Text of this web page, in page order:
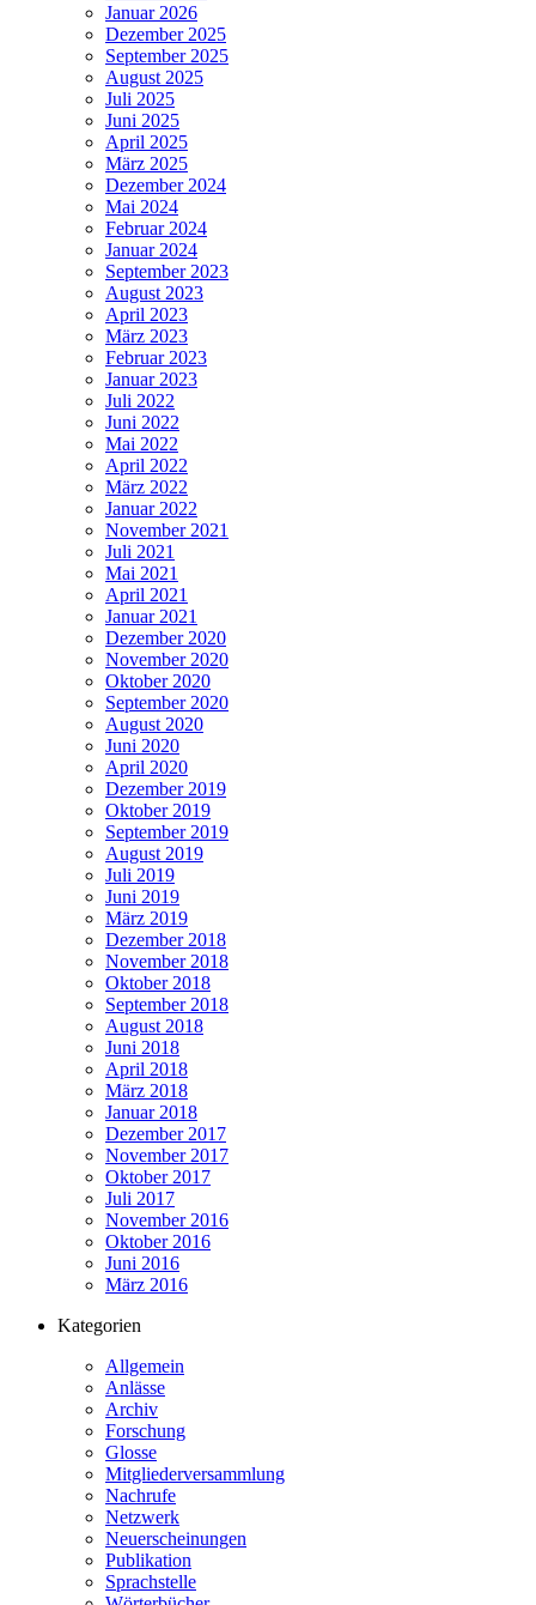
Januar 2026
Dezember 2025
September 2025
August 2025
Juli 2025
Juni 2025
April 2025
März 2025
Dezember 2024
Mai 2024
Februar 2024
Januar 2024
September 2023
August 2023
April 2023
März 2023
Februar 2023
Januar 2023
Juli 2022
Juni 2022
Mai 2022
April 2022
März 2022
Januar 2022
November 2021
Juli 2021
Mai 2021
April 2021
Januar 2021
Dezember 2020
November 2020
Oktober 2020
September 2020
August 2020
Juni 2020
April 2020
Dezember 2019
Oktober 2019
September 2019
August 2019
Juli 2019
Juni 2019
März 2019
Dezember 2018
November 2018
Oktober 2018
September 2018
August 2018
Juni 2018
April 2018
März 2018
Januar 2018
Dezember 2017
November 2017
Oktober 2017
Juli 2017
November 2016
Oktober 2016
Juni 2016
März 2016
Kategorien
Allgemein
Anlässe
Archiv
Forschung
Glosse
Mitgliederversammlung
Nachrufe
Netzwerk
Neuerscheinungen
Publikation
Sprachstelle